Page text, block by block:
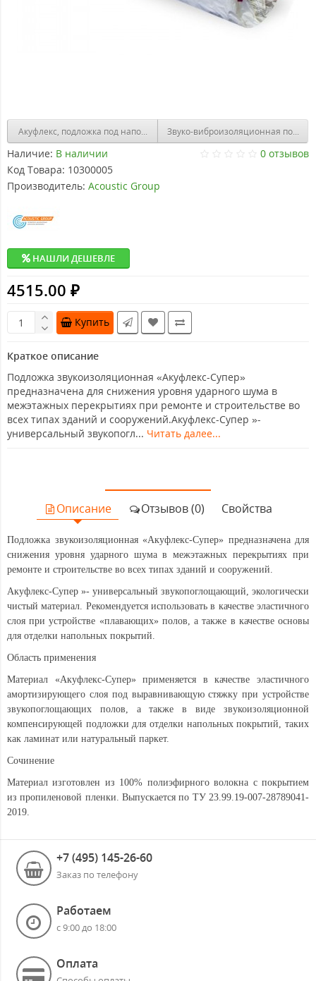
Акуфлекс, подложка под напольное покрытие, рулон 15х1м, толщ. 4мм
Звуко-
Наличие: В наличии
0 отзывов
Код Товара: 10300005
Производитель: Acoustic Group
НАШЛИ ДЕШЕВЛЕ
4515.00 ₽
Купить
Краткое описание
Подложка звукоизоляционная «Акуфлекс-Супер»
предназначена для снижения уровня ударного шума в
межэтажных перекрытиях при ремонте и строительстве во
всех типах зданий и сооружений.Акуфлекс-Супер »-
универсальный звукопогл... Читать далее...
Описание Отзывов (0) Свойства
Подложка звукоизоляционная «Акуфлекс-Супер» предназначена для
снижения уровня ударного шума в межэтажных перекрытиях при
ремонте и строительстве во всех типах зданий и сооружений.
Акуфлекс-Супер »- универсальный звукопоглощающий, экологически
чистый материал. Рекомендуется использовать в качестве эластичного
слоя при устройстве «плавающих» полов, а также в качестве основы
для отделки напольных покрытий.
Область применения
Материал «Акуфлекс-Супер» применяется в качестве эластичного
амортизирующего слоя под выравнивающую стяжку при устройстве
звукопоглощающих полов, а также в виде звукоизоляционной
компенсирующей подложки для отделки напольных покрытий, таких
как ламинат или натуральный паркет.
Сочинение
Материал изготовлен из 100% полиэфирного волокна с покрытием
из пропиленовой пленки. Выпускается по ТУ 23.99.19-007-28789041-
2019.
+7 (495) 145-26-60
Заказ по телефону
Работаем
с 9:00 до 18:00
Оплата